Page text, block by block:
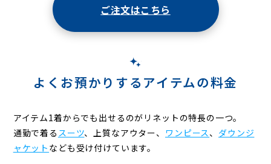
ご注文はこちら
よくお預かりするアイテムの料金
アイテム1着からでも出せるのがリネットの特長の一つ。
通勤で着る スーツ、上質なアウター、 ワンピース 、 ダウンジ
ャケット なども受け付けています。